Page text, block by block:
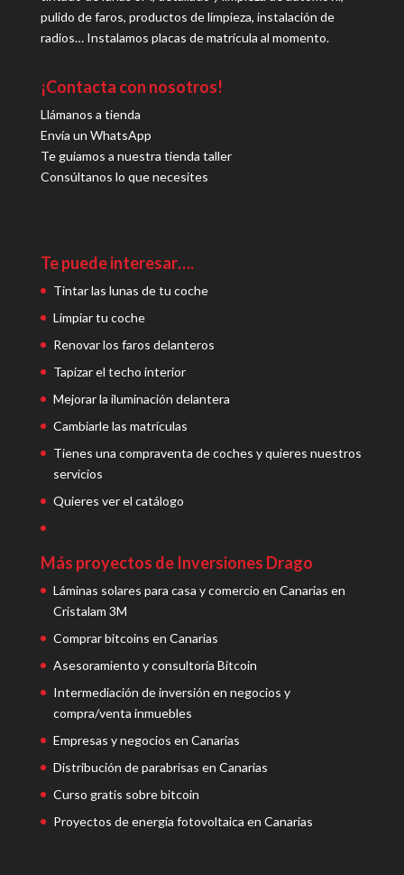
pulido de faros, productos de limpieza, instalación de
radios… Instalamos placas de matrícula al momento.
¡Contacta con nosotros!
Llámanos a tienda
Envía un WhatsApp
Te guiamos a nuestra tienda taller
Consúltanos lo que necesites
Te puede interesar….
Tintar las lunas de tu coche
Limpiar tu coche
Renovar los faros delanteros
Tapizar el techo interior
Mejorar la iluminación delantera
Cambiarle las matrículas
Tienes una compraventa de coches y quieres nuestros
servicios
Quieres ver el catálogo
Más proyectos de Inversiones Drago
Láminas solares para casa y comercio en Canarias en
Cristalam 3M
Comprar bitcoins en Canarias
Asesoramiento y consultoría Bitcoin
Intermediación de inversión en negocios y
compra/venta inmuebles
Empresas y negocios en Canarias
Distribución de parabrisas en Canarias
Curso gratis sobre bitcoin
Proyectos de energía fotovoltaica en Canarias